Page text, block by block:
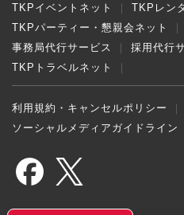
TKPイベントネット
TKPレン
TKPパーティー・懇親会ネット
事務局代行サービス
採用代行
TKPトラベルネット
利用規約・キャンセルポリシー
ソーシャルメディアガイドライン